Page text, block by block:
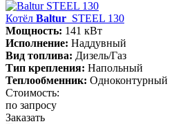
Котёл Baltur STEEL 130
Мощность: 141 кВт
Исполнение: Наддувный
Вид топлива: Дизель/Газ
Тип крепления: Напольный
Теплообменник: Одноконтурный
Стоимость:
по запросу
Заказать